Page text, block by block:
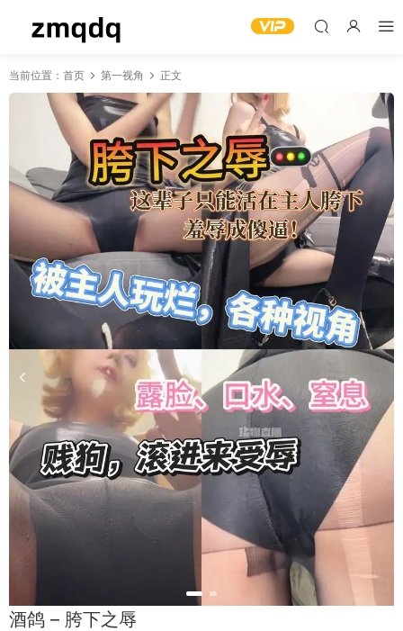
当前位置： 首页 第一视角 正文
酒鸽 – 胯下之辱